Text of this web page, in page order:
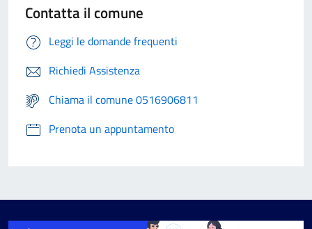
Contatta il comune
Leggi le domande frequenti
Richiedi Assistenza
Chiama il comune 0516906811
Prenota un appuntamento